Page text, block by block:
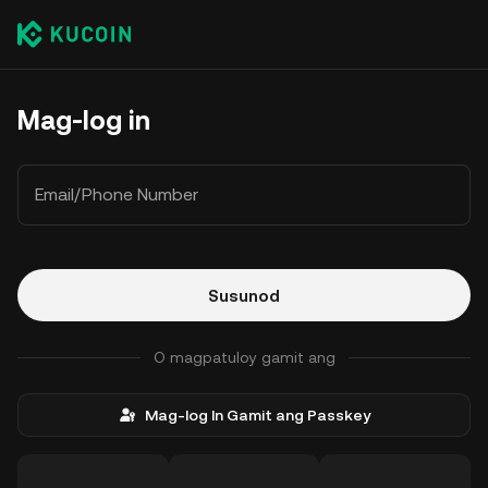
Mag-log in
Email/Phone Number
Susunod
O magpatuloy gamit ang
Mag-log In Gamit ang Passkey